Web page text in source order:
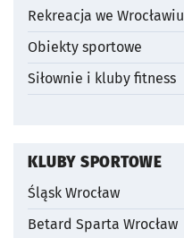
Rekreacja we Wrocławiu
Obiekty sportowe
Siłownie i kluby fitness
KLUBY SPORTOWE
Śląsk Wrocław
Betard Sparta Wrocław